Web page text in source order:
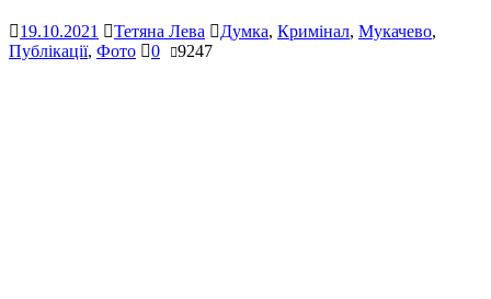
19.10.2021 Тетяна Лева Думка, Кримінал, Мукачево,
Публікації, Фото 0 9247